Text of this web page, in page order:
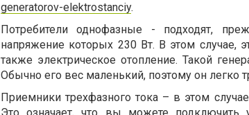
generatorov-elektrostanciy.
Потребители однофазные - подходят,
напряжение которых 230 Вт. В этом случае,
также электрическое отопление. Такой
Обычно его вес маленький, поэтому он легко
Приемники трехфазного тока – в этом